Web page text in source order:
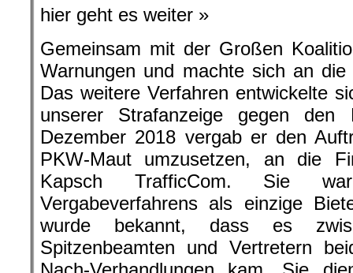
hier geht es weiter »
Gemeinsam mit der Großen
Warnungen und machte sich an
Das weitere Verfahren entwickelte
unserer Strafanzeige gegen
Dezember 2018 vergab er den
PKW-Maut umzusetzen, an die
Kapsch TrafficCom. Sie
Vergabeverfahrens als einzige
wurde bekannt, dass es
Spitzenbeamten und Vertretern